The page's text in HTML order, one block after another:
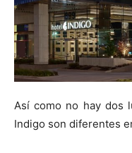
Así como no hay dos
Indigo son diferentes